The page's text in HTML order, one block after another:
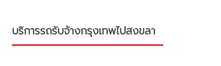
บริการรถรับจ้างกรุงเทพไปสงขลา